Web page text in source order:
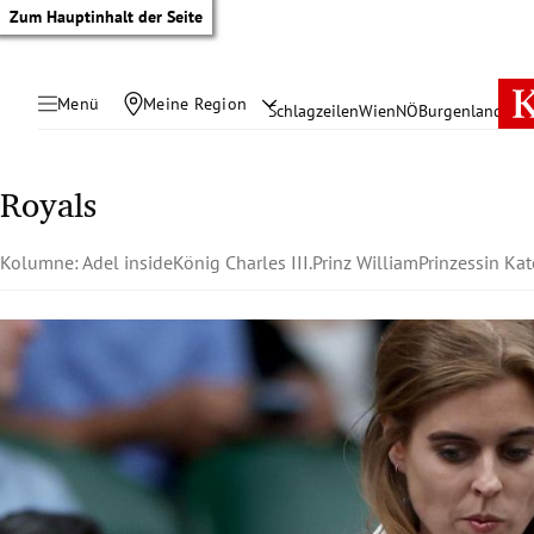
Zum Hauptinhalt der Seite
Menü Meine Region SchlagzeilenWienNÖBurgenland
Untermenü
Untermenü
Royals
Kolumne: Adel insideKönig Charles III.Prinz WilliamPrinzessin